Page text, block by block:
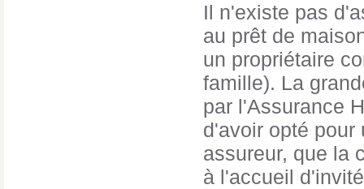
Il n'existe pas
au prêt de
un propriétaire
famille). La
par l'Assurance
d'avoir opté pour
assureur, que la
à l'accueil